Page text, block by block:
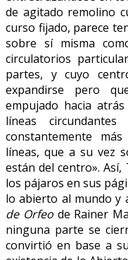
de agitado remolino
curso fijado, parece
sobre sí misma
circulatorios
partes, y cuyo
expandirse pero
empujado hacia
líneas
constantemente
líneas, que a su vez
están del centro».
los pájaros en sus
lo abierto al mundo y
de Orfeode Rainer
ninguna parte se
convirtió en base a